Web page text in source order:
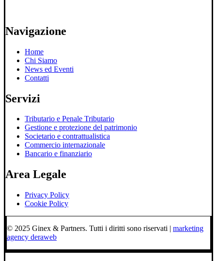
Navigazione
Home
Chi Siamo
News ed Eventi
Contatti
Servizi
Tributario e Penale Tributario
Gestione e protezione del patrimonio
Societario e contrattualistica
Commercio internazionale
Bancario e finanziario
Area Legale
Privacy Policy
Cookie Policy
© 2025 Ginex & Partners. Tutti i diritti sono riservati | marketing
agency deraweb